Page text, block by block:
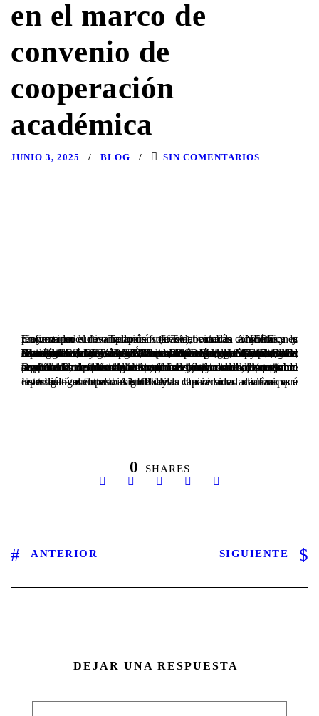
en el marco de
convenio de
cooperación
académica
JUNIO 3, 2025 BLOG SIN COMENTARIOS
En una productiva reunión sostenida entre la ANEPE y la Universidad de Tarapacá (UTA), ambas instituciones reafirmaron su compromiso de colaboración académica y proyectaron el desarrollo de futuras actividades conjuntas.
El encuentro contó con la participación, por parte de la Universidad de Tarapacá, de la decana de la Facultad de Ciencias Sociales, Dra. Marietta Ortega; la directora del Doctorado en Ciencias Sociales, Dra. Carolina Stefoni; y la académica e investigadora, Dra. Marcela Tapia. En representación de la ANEPE estuvieron presentes su director, Ronald Mc Intyre; la subdirectora académica, Dra. Carolina Sancho; el encargado del Centro de Investigación y Estudios Estratégicos, Dr. Ariel Álvarez; el Dr. Jorge Gatica; y el encargado del Centro de Vinculación con el Medio, Dahir Ahmed.
Durante la reunión se destacó la vigencia del convenio de cooperación académica entre ambas instituciones, lo que abre importantes oportunidades para fortalecer el trabajo conjunto en materias de investigación, formación y vinculación con el medio. Entre las iniciativas abordadas se discutió la posibilidad de desarrollar seminarios, así como un programa académico compartido, orientado a enriquecer el debate sobre seguridad y defensa a nivel regional y nacional.
Este diálogo entre la ANEPE y la Universidad de Tarapacá representa un paso significativo hacia una alianza que contribuirá al fortalecimiento de las capacidades académicas e investigativas de ambas entidades.
0 SHARES
ANTERIOR SIGUIENTE
DEJAR UNA RESPUESTA